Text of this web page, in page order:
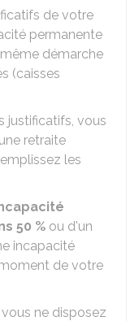
de votre
permanente
démarche
(caisses
justificatifs, vous
retraite
les
50 % ou d'un
incapacité
de votre
ne disposez